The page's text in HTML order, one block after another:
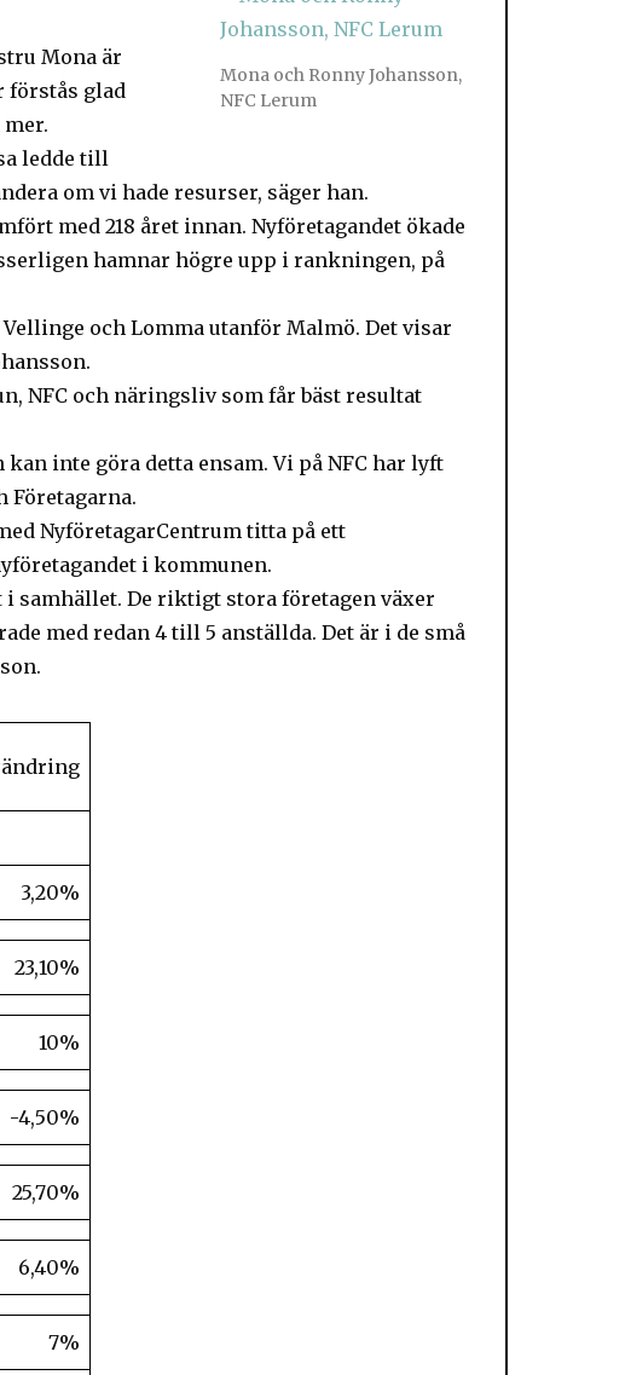
Mona och Ronny Johansson,
NFC Lerum
Mona är
förstås glad
ledde till
om vi hade resurser, säger han.
med 218 året innan. Nyföretagandet ökade
hamnar högre upp i rankningen, på
och Lomma utanför Malmö. Det visar
NFC och näringsliv som får bäst resultat
inte göra detta ensam. Vi på NFC har lyft
Företagarna.
NyföretagarCentrum titta på ett
i kommunen.
samhället. De riktigt stora företagen växer
med redan 4 till 5 anställda. Det är i de små
3,20%
23,10%
10%
-4,50%
25,70%
6,40%
7%